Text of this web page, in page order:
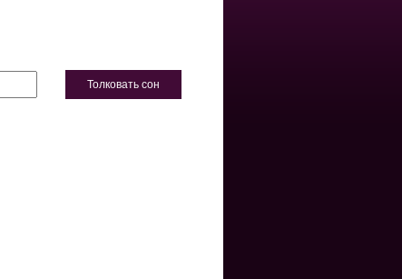
Толковать сон